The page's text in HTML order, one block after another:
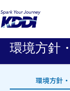
KDDIホーム
体制
環境方針
環境方針